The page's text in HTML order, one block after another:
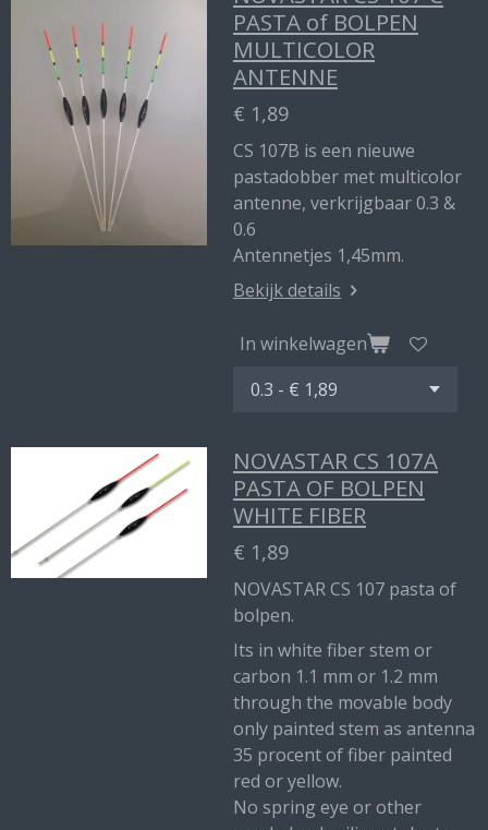
PASTA of BOLPEN
MULTICOLOR
ANTENNE
€ 1,89
CS 107B is een nieuwe
pastadobber met multicolor
antenne, verkrijgbaar 0.3 &
0.6
Antennetjes 1,45mm.
Bekijk details
In winkelwagen
NOVASTAR CS 107A
PASTA OF BOLPEN
WHITE FIBER
€ 1,89
NOVASTAR CS 107 pasta of
bolpen.
Its in white fiber stem or
carbon 1.1 mm or 1.2 mm
through the movable body
only painted stem as antenna
35 procent of fiber painted
red or yellow.
No spring eye or other